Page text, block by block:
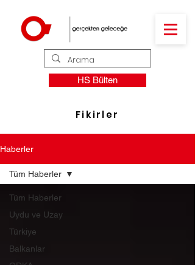
HS Bülten
Fikirler
Haberler
Tüm Haberler
Uydu ve Uzay
Türkiye
Balkanlar
Tüm Haberler